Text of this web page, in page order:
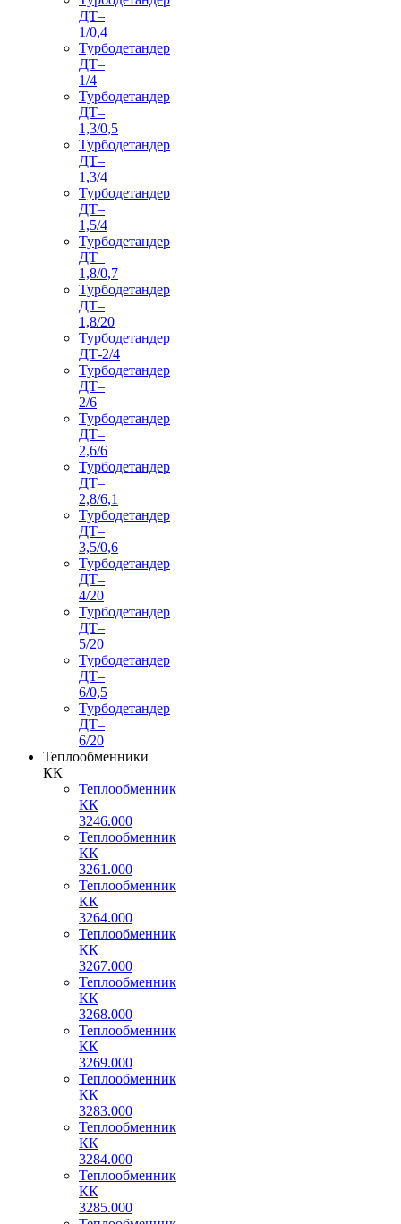
ДТ–
1/0,4
Турбодетандер
ДТ–
1/4
Турбодетандер
ДТ–
1,3/0,5
Турбодетандер
ДТ–
1,3/4
Турбодетандер
ДТ–
1,5/4
Турбодетандер
ДТ–
1,8/0,7
Турбодетандер
ДТ–
1,8/20
Турбодетандер
ДТ-2/4
Турбодетандер
ДТ–
2/6
Турбодетандер
ДТ–
2,6/6
Турбодетандер
ДТ–
2,8/6,1
Турбодетандер
ДТ–
3,5/0,6
Турбодетандер
ДТ–
4/20
Турбодетандер
ДТ–
5/20
Турбодетандер
ДТ–
6/0,5
Турбодетандер
ДТ–
6/20
Теплообменники
КК
Теплообменник
КК
3246.000
Теплообменник
КК
3261.000
Теплообменник
КК
3264.000
Теплообменник
КК
3267.000
Теплообменник
КК
3268.000
Теплообменник
КК
3269.000
Теплообменник
КК
3283.000
Теплообменник
КК
3284.000
Теплообменник
КК
3285.000